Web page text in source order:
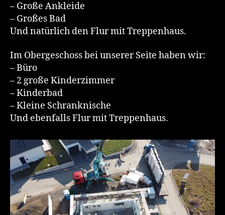
– Große Ankleide
– Großes Bad
Und natürlich den Flur mit Treppenhaus.
Im Obergeschoss bei unserer Seite haben wir:
– Büro
– 2 große Kinderzimmer
– Kinderbad
– Kleine Schranknische
Und ebenfalls Flur mit Treppenhaus.